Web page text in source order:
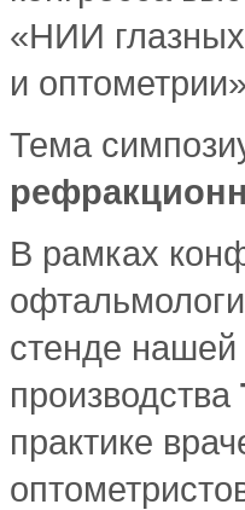
«НИИ
и оптометрии»
Тема
В рамках
стенде
производства
практике